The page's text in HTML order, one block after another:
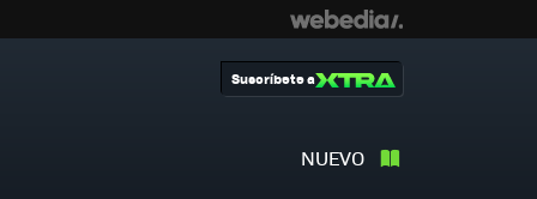
NUEVO
Suscríbete a